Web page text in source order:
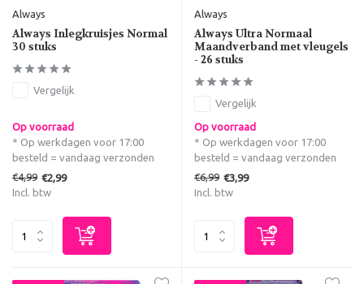
Always
Always Inlegkruisjes Normal
30 stuks
Vergelijk
Op voorraad
* Op werkdagen voor 17:00
besteld = vandaag verzonden
€4,99 €2,99
Incl. btw
Always
Always Ultra Normaal
Maandverband met vleugels
- 26 stuks
Vergelijk
Op voorraad
* Op werkdagen voor 17:00
besteld = vandaag verzonden
€6,99 €3,99
Incl. btw